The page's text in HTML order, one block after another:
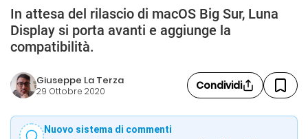
In attesa del rilascio di macOS Big Sur, Luna
Display si porta avanti e aggiunge la
compatibilità.
Giuseppe La Terza
29 Ottobre 2020 Condividi
Nuovo sistema di commenti